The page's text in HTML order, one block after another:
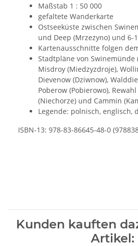
Maßstab 1 : 50 000
gefaltete Wanderkarte
Ostseeküste zwischen
und Deep (Mrzezyno) und 6-
Kartenausschnitte folgen
Stadtpläne von Swinemünde
Misdroy (Miedzyzdroje),
Dievenow (Dziwnow),
Poberow (Pobierowo),
(Niechorze) und Cammin
Legende: polnisch, englisch,
ISBN-13: 978-83-86645-48-0
Kunden kauften
Artikel: